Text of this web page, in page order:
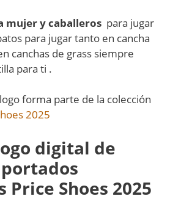
mujer y caballeros para jugar
para jugar tanto en cancha
canchas de grass siempre
para ti .
forma parte de la colección
2025
digital de
Price Shoes 2025